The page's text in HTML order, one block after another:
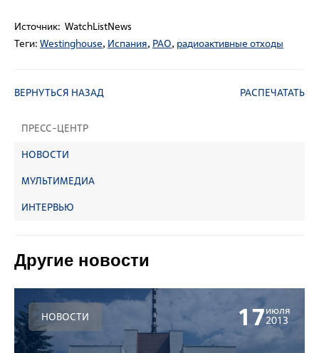
ПРЕСС-ЦЕНТР
НОВОСТИ
МУЛЬТИМЕДИА
ИНТЕРВЬЮ
Источник: WatchListNews
Теги: Westinghouse, Испания, РАО, радиоактивные отходы
ВЕРНУТЬСЯ НАЗАД РАСПЕЧАТАТЬ
Другие новости
НОВОСТИ 17июля
2013